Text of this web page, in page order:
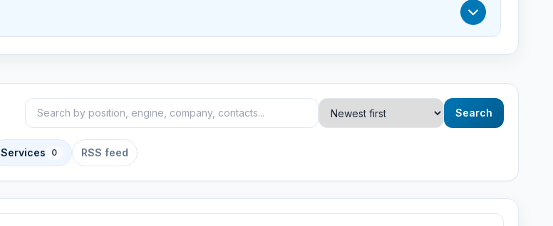
Search announcements
Sort
Search
Services 0 RSS feed